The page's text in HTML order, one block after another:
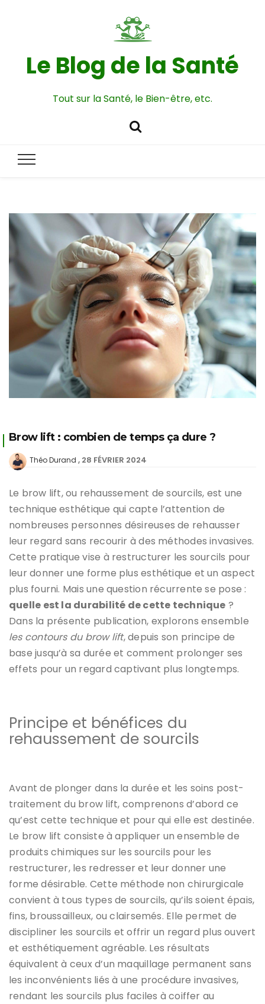
Le Blog de la Santé
Tout sur la Santé, le Bien-être, etc.
Brow lift : combien de temps ça dure ?
Théo Durand 28 FÉVRIER 2024
Le brow lift, ou rehaussement de sourcils, est une
technique esthétique qui capte l’attention de
nombreuses personnes désireuses de rehausser
leur regard sans recourir à des méthodes invasives.
Cette pratique vise à restructurer les sourcils pour
leur donner une forme plus esthétique et un aspect
plus fourni. Mais une question récurrente se pose :
quelle est la durabilité de cette technique ?
Dans la présente publication, explorons ensemble
les contours du brow lift, depuis son principe de
base jusqu’à sa durée et comment prolonger ses
effets pour un regard captivant plus longtemps.
Principe et bénéfices du
rehaussement de sourcils
Avant de plonger dans la durée et les soins post-
traitement du brow lift, comprenons d’abord ce
qu’est cette technique et pour qui elle est destinée.
Le brow lift consiste à appliquer un ensemble de
produits chimiques sur les sourcils pour les
restructurer, les redresser et leur donner une
forme désirable. Cette méthode non chirurgicale
convient à tous types de sourcils, qu’ils soient épais,
fins, broussailleux, ou clairsemés. Elle permet de
discipliner les sourcils et offrir un regard plus ouvert
et esthétiquement agréable. Les résultats
équivalent à ceux d’un maquillage permanent sans
les inconvénients liés à une procédure invasives,
rendant les sourcils plus faciles à coiffer au